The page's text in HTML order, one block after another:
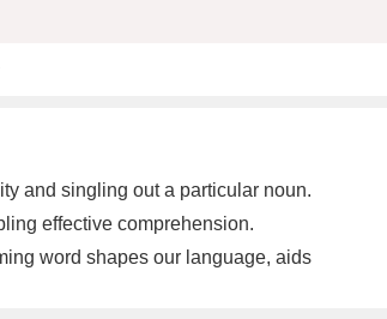
and singling out a particular noun.
effective comprehension.
word shapes our language, aids